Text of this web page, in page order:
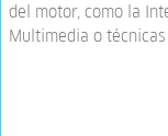
del motor, como la
Multimedia o